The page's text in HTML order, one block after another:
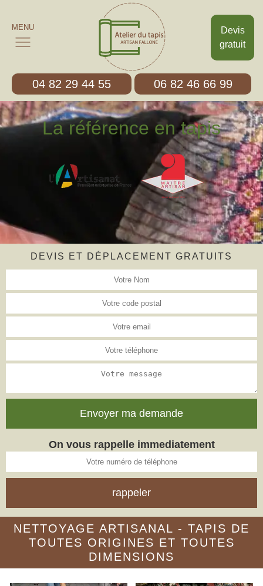
Devis
gratuit
MENU
04 82 29 44 55 06 82 46 66 99
La référence en tapis
DEVIS ET DÉPLACEMENT GRATUITS
On vous rappelle immediatement
NETTOYAGE ARTISANAL - TAPIS DE
TOUTES ORIGINES ET TOUTES
DIMENSIONS